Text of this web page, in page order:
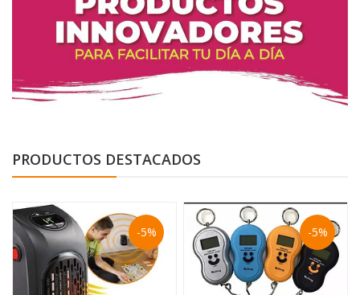
PRODUCTOS DESTACADOS
-5% -5%